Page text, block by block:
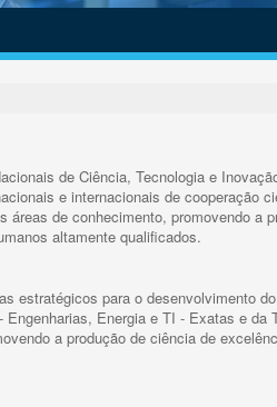
de Ciência, Tecnologia e
e internacionais de cooperação
áreas de conhecimento, promovendo a
altamente qualificados.
estratégicos para o desenvolvimento
Engenharias, Energia e TI - Exatas e
a produção de ciência de